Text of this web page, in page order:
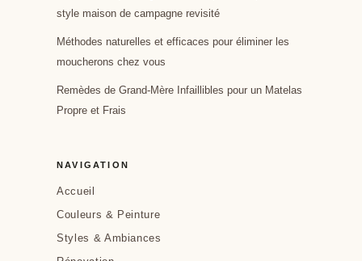
style maison de campagne revisité
Méthodes naturelles et efficaces pour éliminer les
moucherons chez vous
Remèdes de Grand-Mère Infaillibles pour un Matelas
Propre et Frais
NAVIGATION
Accueil
Couleurs & Peinture
Styles & Ambiances